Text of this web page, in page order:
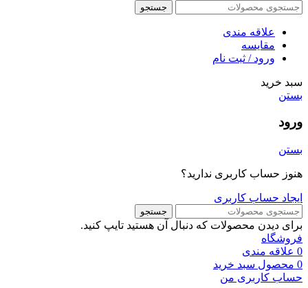
جستجو
علاقه مندی
مقایسه
ورود / ثبت نام
سبد خرید
بستن
ورود
بستن
هنوز حساب کاربری ندارید؟
ایجاد حساب کاربری
جستجو
برای دیدن محصولات که دنبال آن هستید تایپ کنید.
فروشگاه
0 علاقه مندی
0 محصول سبد خرید
حساب کاربری من